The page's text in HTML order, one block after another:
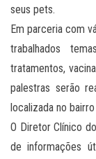
seus pets.
Em parceria com
trabalhados
tratamentos,
palestras serão
localizada no
O Diretor Clínico
de informações